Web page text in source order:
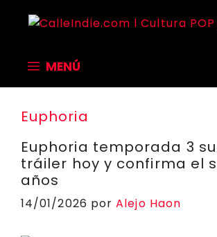
MENÚ
Euphoria
Euphoria temporada 3
tráiler hoy y confirma el
años
14/01/2026 porAlejo Haon